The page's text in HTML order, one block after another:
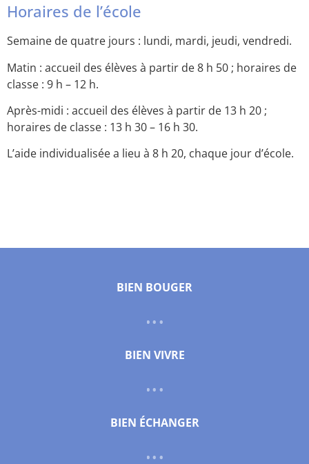
Horaires de l’école
Semaine de quatre jours : lundi, mardi, jeudi, vendredi.
Matin : accueil des élèves à partir de 8 h 50 ; horaires de
classe : 9 h – 12 h.
Après-midi : accueil des élèves à partir de 13 h 20 ;
horaires de classe : 13 h 30 – 16 h 30.
L’aide individualisée a lieu à 8 h 20, chaque jour d’école.
BIEN BOUGER
BIEN VIVRE
BIEN ÉCHANGER